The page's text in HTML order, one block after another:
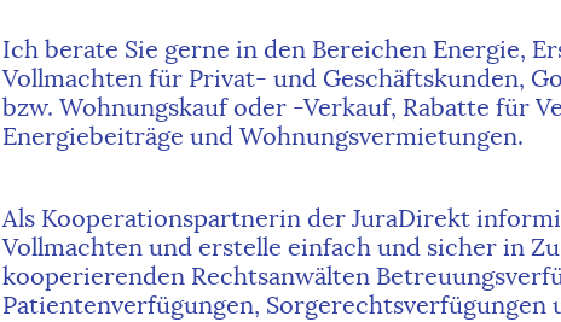
Ich berate Sie gerne in den Bereichen Energie,
Vollmachten für Privat- und Geschäftskunden,
bzw. Wohnungskauf oder -Verkauf, Rabatte für
Energiebeiträge und Wohnungsvermietungen.
Als Kooperationspartnerin der JuraDirekt
Vollmachten und erstelle einfach und sicher in
kooperierenden Rechtsanwälten
Patientenverfügungen, Sorgerechtsverfügungen